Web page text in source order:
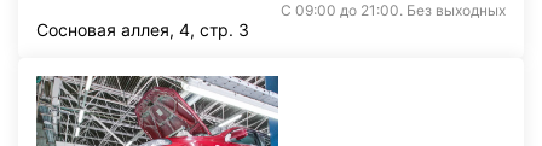
С 09:00 до 21:00. Без выходных
Сосновая аллея, 4, стр. 3